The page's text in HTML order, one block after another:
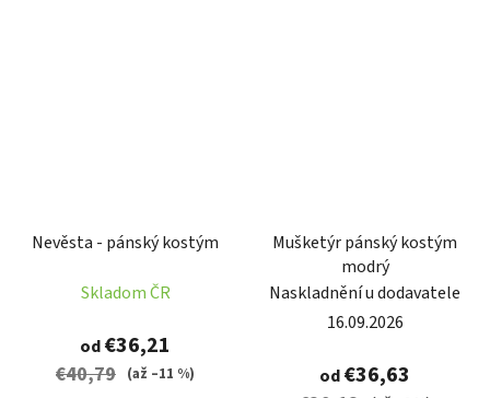
Nevěsta - pánský kostým
Skladom ČR
od€36,21
€40,79 (až –11 %)
Mušketýr pánský kostým
modrý
Naskladnění u dodavatele
16.09.2026
od€36,63